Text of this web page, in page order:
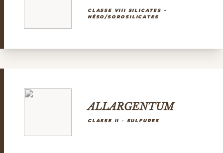
CLASSE VIII SILICATES –
NÉSO/SOROSILICATES
ALLARGENTUM
CLASSE II - SULFURES